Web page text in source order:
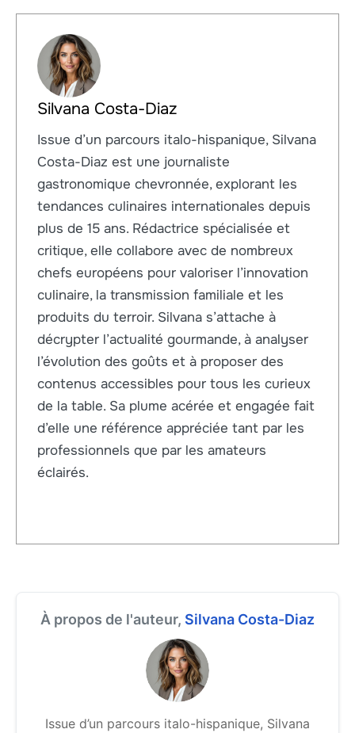
Silvana Costa-Diaz
Issue d’un parcours italo-hispanique, Silvana
Costa-Diaz est une journaliste
gastronomique chevronnée, explorant les
tendances culinaires internationales depuis
plus de 15 ans. Rédactrice spécialisée et
critique, elle collabore avec de nombreux
chefs européens pour valoriser l’innovation
culinaire, la transmission familiale et les
produits du terroir. Silvana s’attache à
décrypter l’actualité gourmande, à analyser
l’évolution des goûts et à proposer des
contenus accessibles pour tous les curieux
de la table. Sa plume acérée et engagée fait
d’elle une référence appréciée tant par les
professionnels que par les amateurs
éclairés.
À propos de l'auteur, Silvana Costa-Diaz
Issue d’un parcours italo-hispanique, Silvana